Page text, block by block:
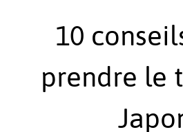
10
prendre le